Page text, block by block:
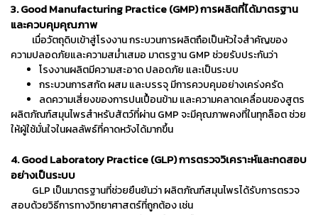
3. Good Manufacturing Practice (GMP) การผลิตที่ได้มาตรฐาน
และควบคุมคุณภาพ
เมื่อวัตถุดิบเข้าสู่โรงงาน กระบวนการผลิตถือเป็นหัวใจสำคัญของ
ความปลอดภัยและความสม่ำเสมอ มาตรฐาน GMP ช่วยรับประกันว่า
โรงงานผลิตมีความสะอาด ปลอดภัย และเป็นระบบ
กระบวนการสกัด ผสม และบรรจุ มีการควบคุมอย่างเคร่งครัด
ลดความเสี่ยงของการปนเปื้อนข้าม และความคลาดเคลื่อนของสูตร
ผลิตภัณฑ์สมุนไพรสำหรับสัตว์ที่ผ่าน GMP จะมีคุณภาพคงที่ในทุกล็อต ช่วย
ให้ผู้ใช้มั่นใจในผลลัพธ์ที่คาดหวังได้มากขึ้น
4. Good Laboratory Practice (GLP) การตรวจวิเคราะห์และทดสอบ
อย่างเป็นระบบ
GLP เป็นมาตรฐานที่ช่วยยืนยันว่า ผลิตภัณฑ์สมุนไพรได้รับการตรวจ
สอบด้วยวิธีการทางวิทยาศาสตร์ที่ถูกต้อง เช่น